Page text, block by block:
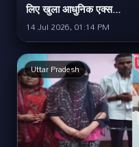
लिए खुला आधुनिक एक्स...
14 Jul 2026, 01:14 PM
Uttar Pradesh